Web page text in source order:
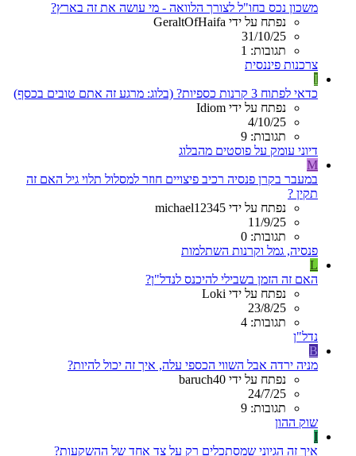
משכון נכס בחו"ל לצורך הלוואה - מי עושה את זה בארץ?
נפתח על ידי GeraltOfHaifa
31/10/25
תגובות: 1
צרכנות פיננסית
I
כדאי לפתוח 3 קרנות כספיות? (בלוג: מרגע זה אתם טובים בכסף)
נפתח על ידי Idiom
4/10/25
תגובות: 9
דיוני עומק על פוסטים מהבלוג
M
במעבר בקרן פנסיה רכיב פיצויים חוזר למסלול תלוי גיל האם זה
תקין ?
נפתח על ידי michael12345
11/9/25
תגובות: 0
פנסיה, גמל וקרנות השתלמות
L
האם זה הזמן בשבילי להיכנס לנדל"ן?
נפתח על ידי Loki
23/8/25
תגובות: 4
נדל"ן
B
מניה ירדה אבל השווי הכספי עלה, איך זה יכול להיות?
נפתח על ידי baruch40
24/7/25
תגובות: 9
שוק ההון
I
איך זה הגיוני שמסתכלים רק על צד אחד של ההשקעות?